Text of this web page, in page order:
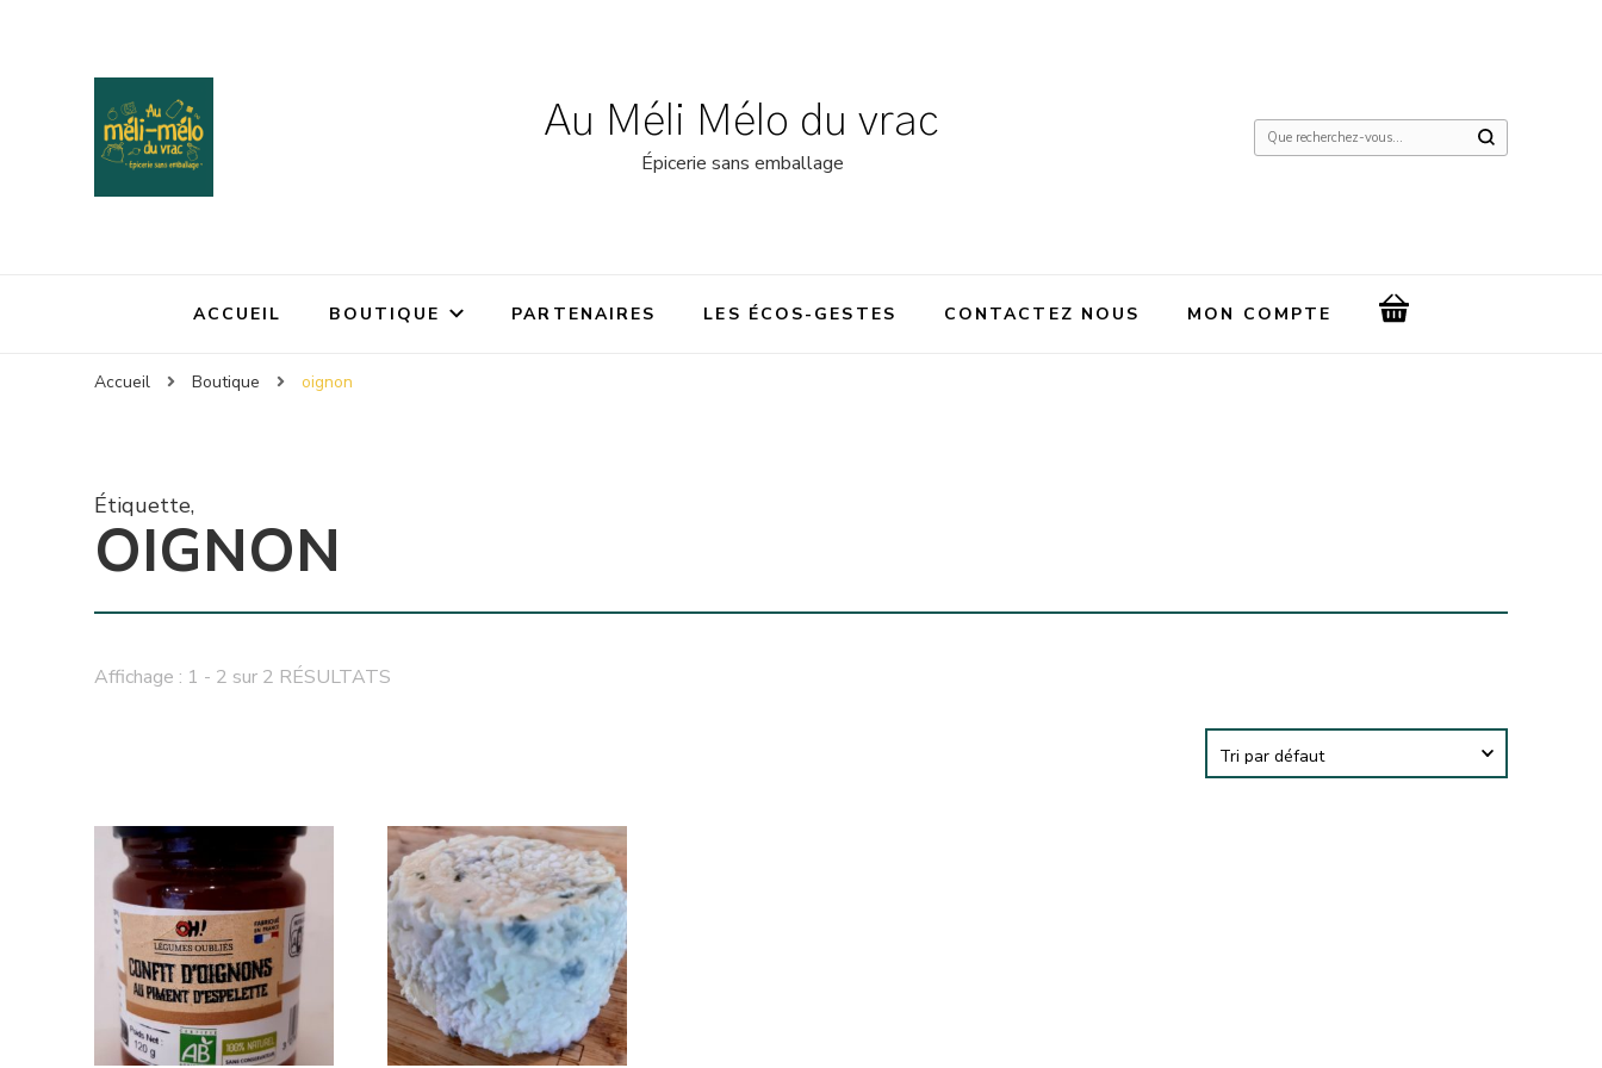
Au Méli Mélo du vrac
Épicerie sans emballage
Vous
ACCUEIL BOUTIQUE PARTENAIRES LES ÉCOS-GESTES CONTACTEZ NOUS MON COMPTE
Accueil Boutique oignon
Étiquette,
OIGNON
Affichage : 1 - 2 sur 2 RÉSULTATS